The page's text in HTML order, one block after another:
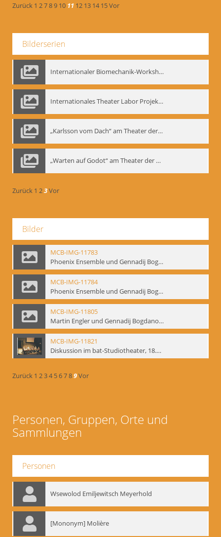
Zurück 1 2789 10 11 12 13 14 15Vor
Bilderserien
Internationaler Biomechanik-Workshop, Moskau 1993
Internationales Theater Labor Projekt: Play Don Juan
„Karlsson vom Dach“ am Theater der Satire, Moskau 1985
„Warten auf Godot“ am Theater der Saire, Moskau 1980er
Zurück 1 23Vor
Bilder
MCB-IMG-11783
Phoenix Ensemble und Gennadij Bogdanow; BM-img-105-9
MCB-IMG-11784
Phoenix Ensemble und Gennadij Bogdanow; BM-img-105-10
MCB-IMG-11805
Martin Engler und Gennadij Bogdanow; BM-img-113
MCB-IMG-11821
Diskussion im bat-Studiotheater, 18.09.1995; BM-img-127-3
Zurück 1 234 56789Vor
Personen, Gruppen, Orte und
Sammlungen
Personen
Wsewolod Emiljewitsch Meyerhold
[Mononym] Molière